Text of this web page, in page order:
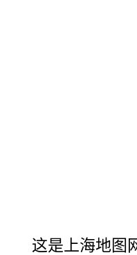
这是上海地图